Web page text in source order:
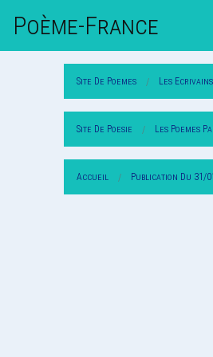
Poème-FrAnce
Site De Poemes Les
Site De Poesie Les Poemes
Accueil Publication Du 31/